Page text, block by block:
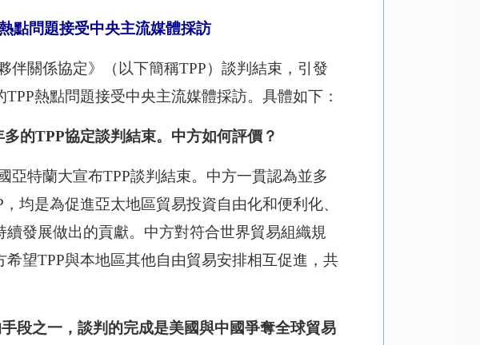
點問題接受中央主流媒體採訪
伴關係協定》（以下簡稱TPP）談判結束，引發
熱點問題接受中央主流媒體採訪。具體如下：
的TPP協定談判結束。中方如何評價？
亞特蘭大宣布TPP談判結束。中方一貫認為並多
均是為促進亞太地區貿易投資自由化和便利化、
發展做出的貢獻。中方對符合世界貿易組織規
望TPP與本地區其他自由貿易安排相互促進，共
段之一，談判的完成是美國與中國爭奪全球貿易